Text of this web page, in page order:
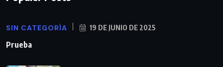
SIN CATEGORÍA 19 DE JUNIO DE 2025
Prueba